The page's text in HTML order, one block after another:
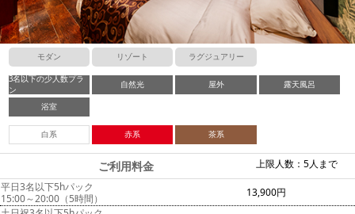
モダン リゾート ラグジュアリー
3名以下の少人数プラ
ン
自然光 屋外 露天風呂
浴室
白系 赤系 茶系
上限人数：5人まで
ご利用料金
平日3名以下5hパック
15:00～20:00（5時間）
13,900円